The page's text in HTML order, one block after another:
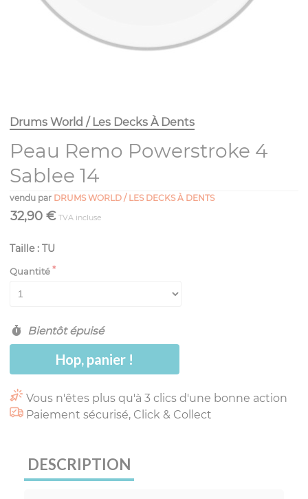
Drums World / Les Decks À Dents
Peau Remo Powerstroke 4
Sablee 14
vendu par DRUMS WORLD / LES DECKS À DENTS
32,90 € TVA incluse
Taille : TU
Quantité
Bientôt épuisé
Hop, panier !
Vous n'êtes plus qu'à 3 clics d'une bonne action
Paiement sécurisé, Click & Collect
DESCRIPTION